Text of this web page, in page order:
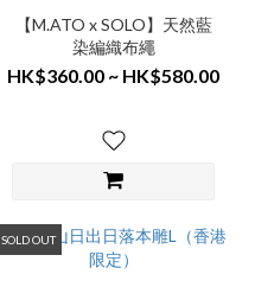
【M.ATO x SOLO】天然藍
染編織布繩
HK$360.00 ~ HK$580.00
SOLD OUT